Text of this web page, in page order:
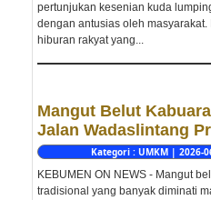
pertunjukan kesenian kuda
dengan antusias oleh
hiburan rakyat yang...
Mangut Belut
Jalan Wadaslintang
Kategori : UMKM | 2026-
KEBUMEN ON NEWS - Mangut
tradisional yang banyak diminati